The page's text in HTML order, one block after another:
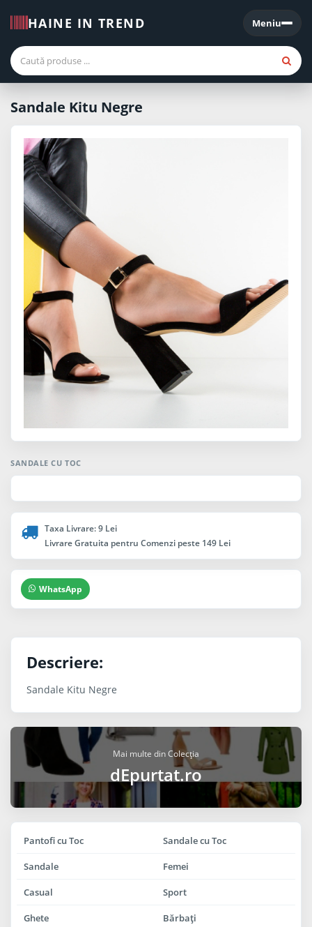
HAINE IN TREND Meniu
Meniu
Sandale Kitu Negre
SANDALE CU TOC
Taxa Livrare: 9 Lei
Livrare Gratuita pentru Comenzi peste 149 Lei
WhatsApp
Descriere:
Sandale Kitu Negre
Mai multe din Colecția
dEpurtat.ro
Pantofi cu Toc Sandale cu Toc
Sandale Femei
Casual Sport
Ghete Bărbaţi